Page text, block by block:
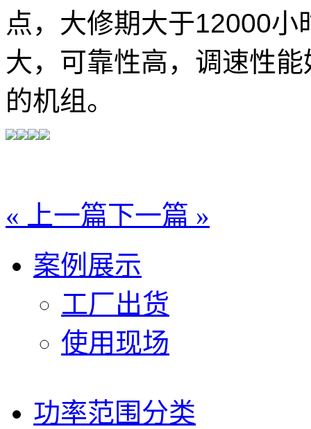
点，大修期大于12000
大，可靠性高，调速性
的机组。
« 上一篇下一篇 »
案例展示
工厂出货
使用现场
功率范围分类